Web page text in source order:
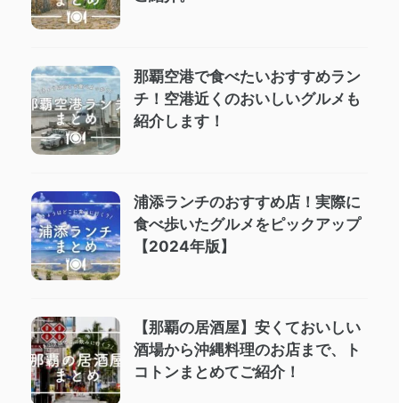
那覇空港で食べたいおすすめラン
チ！空港近くのおいしいグルメも
紹介します！
浦添ランチのおすすめ店！実際に
食べ歩いたグルメをピックアップ
【2024年版】
【那覇の居酒屋】安くておいしい
酒場から沖縄料理のお店まで、ト
コトンまとめてご紹介！